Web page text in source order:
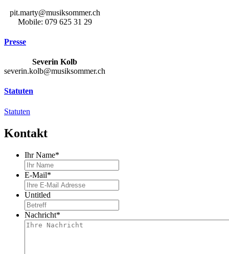
pit.marty@musiksommer.ch
Mobile: 079 625 31 29
Presse
Severin Kolb
severin.kolb@musiksommer.ch
Statuten
Statuten
Kontakt
Ihr Name*
E-Mail*
Untitled
Nachricht*